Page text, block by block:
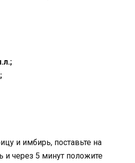
и имбирь, поставьте на
и через 5 минут положите